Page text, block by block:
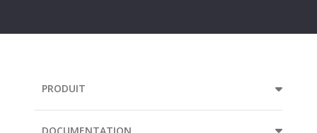
PRODUIT